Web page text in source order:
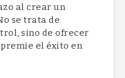
al crear un
se trata de
sino de ofrecer
el éxito en